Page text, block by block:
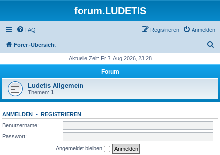
forum.LUDETIS
FAQ Anmelden
Registrieren
Foren-Übersicht
h
Aktuelle Zeit: Fr 7. Aug 2026, 23:28
Forum
Ludetis Allgemein
Themen: 1
ANMELDEN • REGISTRIEREN
Benutzername:
Passwort:
Angemeldet bleiben